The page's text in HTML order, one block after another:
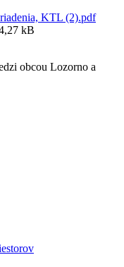
KTL (2).pdf
kB
obcou Lozorno a